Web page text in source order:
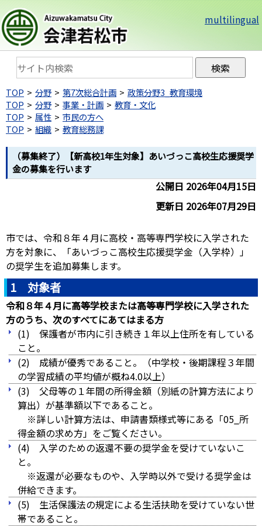
multilingual
TOP 分野 第7次総合計画
政策分野3_教育環境
TOP
分野 事業・計画
教育・文化
TOP
属性
市民の方へ
TOP
組織 教育総務課
（募集終了）【新高校1年生対象】あいづっこ高校生応援奨学
金の募集を行います
公開日 2026年04月15日
更新日 2026年07月29日
市では、令和８年４月に高校・高等専門学校に入学された
方を対象に、「あいづっこ高校生応援奨学金（入学枠）」
の奨学生を追加募集します。
1 対象者
令和８年４月に高等学校または高等専門学校に入学された
方のうち、次のすべてにあてはまる方
(1) 保護者が市内に引き続き１年以上住所を有している
こと。
(2) 成績が優秀であること。（中学校・後期課程３年間
の学習成績の平均値が概ね4.0以上）
(3) 父母等の１年間の所得金額（別紙の計算方法により
算出）が基準額以下であること。
※詳しい計算方法は、申請書類様式等にある「05_所
得金額の求め方」をご覧ください。
(4) 入学のための返還不要の奨学金を受けていないこ
と。
※返還が必要なものや、入学時以外で受ける奨学金は
併給できます。
(5) 生活保護法の規定による生活扶助を受けていない世
帯であること。